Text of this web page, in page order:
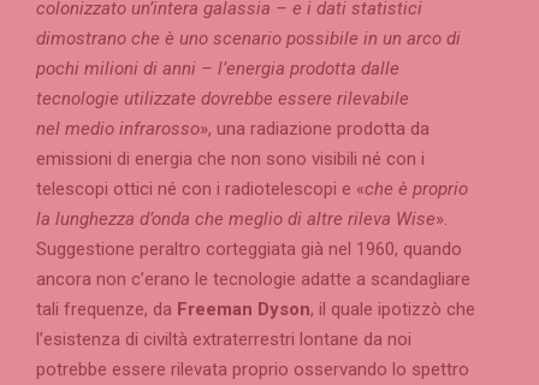
colonizzato un’intera galassia – e i dati statistici
dimostrano che è uno scenario possibile in un arco di
pochi milioni di anni – l’energia prodotta dalle
tecnologie utilizzate dovrebbe essere rilevabile
nel medio infrarosso», una radiazione prodotta da
emissioni di energia che non sono visibili né con i
telescopi ottici né con i radiotelescopi e «che è proprio
la lunghezza d’onda che meglio di altre rileva Wise».
Suggestione peraltro corteggiata già nel 1960, quando
ancora non c’erano le tecnologie adatte a scandagliare
tali frequenze, da Freeman Dyson, il quale ipotizzò che
l’esistenza di civiltà extraterrestri lontane da noi
potrebbe essere rilevata proprio osservando lo spettro